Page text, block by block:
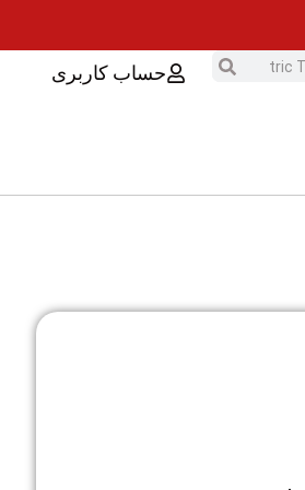
حساب کاربری